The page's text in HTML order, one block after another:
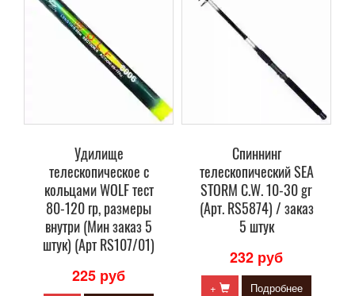
Удилище
телескопическое с
кольцами WOLF тест
80-120 гр, размеры
внутри (Мин заказ 5
штук) (Арт RS107/01)
225 руб
Спиннинг
телескопический SEA
STORM C.W. 10-30 gr
(Арт. RS5874) / заказ
5 штук
232 руб
+ Подробнее